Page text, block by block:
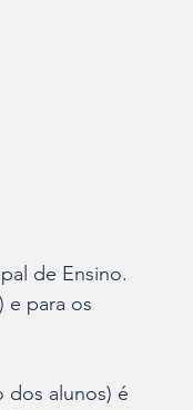
de Ensino.
e para os
dos alunos) é